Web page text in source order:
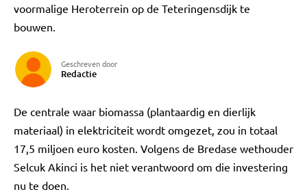
voormalige Heroterrein op de Teteringensdijk te
bouwen.
Geschreven door
Redactie
De centrale waar biomassa (plantaardig en dierlijk
materiaal) in elektriciteit wordt omgezet, zou in totaal
17,5 miljoen euro kosten. Volgens de Bredase wethouder
Selcuk Akinci is het niet verantwoord om die investering
nu te doen.